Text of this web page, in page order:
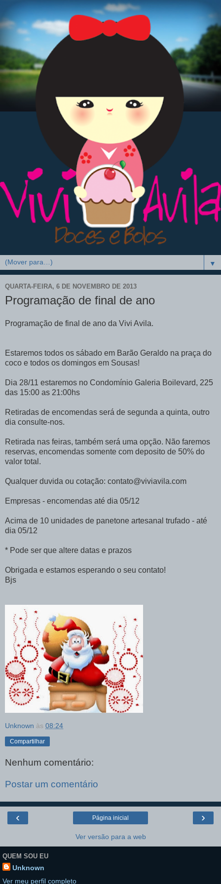
▼
QUARTA-FEIRA, 6 DE NOVEMBRO DE 2013
Programação de final de ano
Programação de final de ano da Vivi Avila.
Estaremos todos os sábado em Barão Geraldo na praça do
coco e todos os domingos em Sousas!
Dia 28/11 estaremos no Condomínio Galeria Boilevard, 225
das 15:00 as 21:00hs
Retiradas de encomendas será de segunda a quinta, outro
dia consulte-nos.
Retirada nas feiras, também será uma opção. Não faremos
reservas, encomendas somente com deposito de 50% do
valor total.
Qualquer duvida ou cotação: contato@viviavila.com
Empresas - encomendas até dia 05/12
Acima de 10 unidades de panetone artesanal trufado - até
dia 05/12
* Pode ser que altere datas e prazos
Obrigada e estamos esperando o seu contato!
Bjs
Unknown às 08:24
Compartilhar
Nenhum comentário:
Postar um comentário
‹ ›
Página inicial
Ver versão para a web
QUEM SOU EU
Unknown
Ver meu perfil completo